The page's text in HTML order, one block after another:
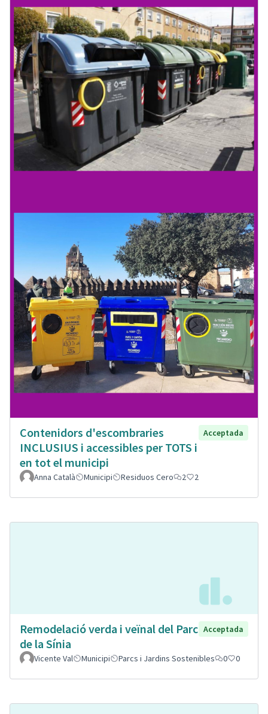
Contenidors d'escombraries
INCLUSIUS i accessibles per TOTS i
en tot el municipi
Acceptada
Anna Català Municipi Residuos Cero 2 2
Remodelació verda i veïnal del Parc
de la Sínia
Acceptada
Vicente Val Municipi Parcs i Jardins Sostenibles 0 0